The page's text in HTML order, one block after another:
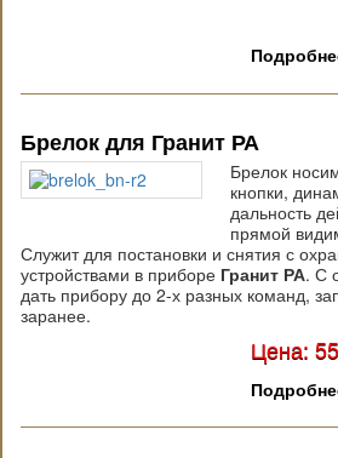
Брелок для Гранит РА
Брелок
кнопки,
дальность
прямой
Служит для постановки и снятия с
устройствами в приборе Гранит РА. С
дать прибору до 2-х разных команд,
заранее.
Цена: